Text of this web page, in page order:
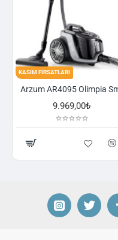
KASIM FIRSATLARI
9.969,00₺